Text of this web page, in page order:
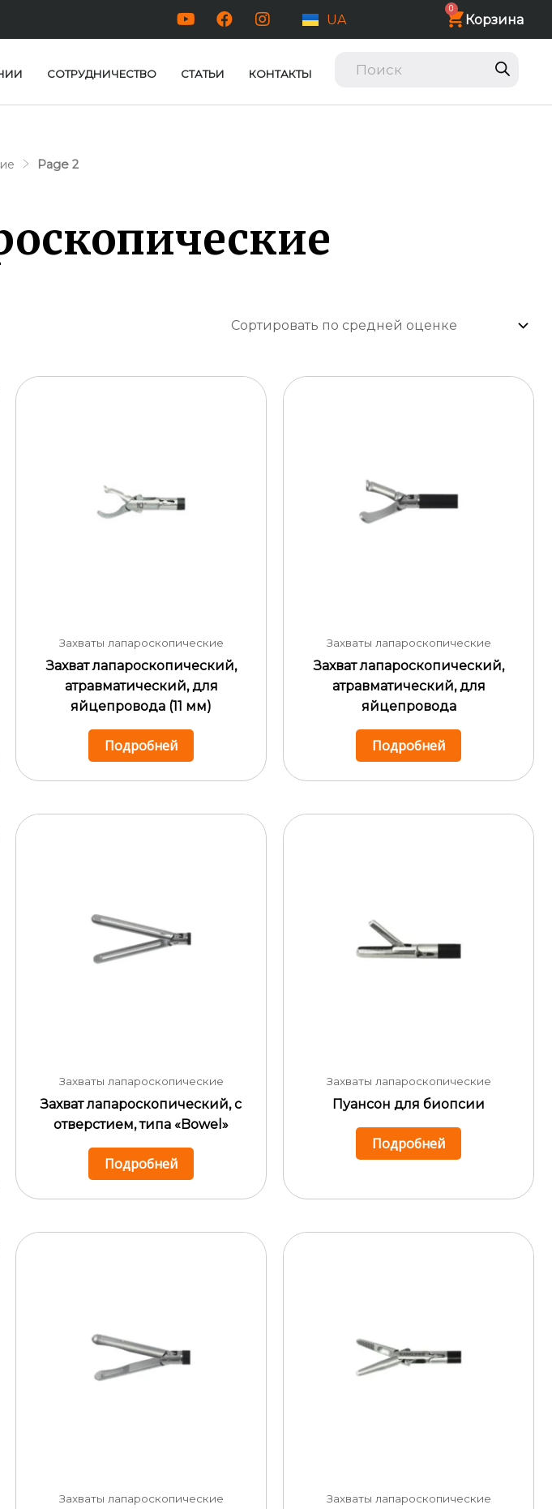
UA
0
Корзина
СОТРУДНИЧЕСТВО СТАТЬИ КОНТАКТЫ
Page 2
Захваты лапароскопические
Захват лапароскопический,
атравматический, для
яйцепровода (11 мм)
Подробней
Захваты лапароскопические
Захват лапароскопический,
атравматический, для
яйцепровода
Подробней
Захваты лапароскопические
Захват лапароскопический, с
отверстием, типа «Bowel»
Подробней
Захваты лапароскопические
Пуансон для биопсии
Подробней
Захваты лапароскопические Захваты лапароскопические